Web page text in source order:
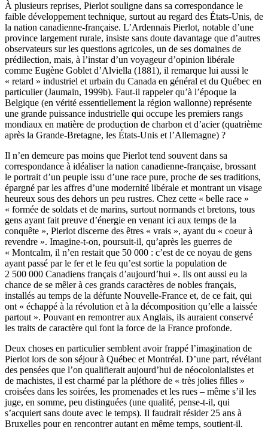
À plusieurs reprises, Pierlot souligne dans sa correspondance le
faible développement technique, surtout au regard des États-Unis, de
la nation canadienne-française. L’Ardennais Pierlot, notable d’une
province largement rurale, insiste sans doute davantage que d’autres
observateurs sur les questions agricoles, un de ses domaines de
prédilection, mais, à l’instar d’un voyageur d’opinion libérale
comme Eugène Goblet d’Alviella (1881), il remarque lui aussi le
« retard » industriel et urbain du Canada en général et du Québec en
particulier (Jaumain, 1999b). Faut-il rappeler qu’à l’époque la
Belgique (en vérité essentiellement la région wallonne) représente
une grande puissance industrielle qui occupe les premiers rangs
mondiaux en matière de production de charbon et d’acier (quatrième
après la Grande-Bretagne, les États-Unis et l’Allemagne) ?
Il n’en demeure pas moins que Pierlot tend souvent dans sa
correspondance à idéaliser la nation canadienne-française, brossant
le portrait d’un peuple issu d’une race pure, proche de ses traditions,
épargné par les affres d’une modernité libérale et montrant un visage
heureux sous des dehors un peu rustres. Chez cette « belle race »
« formée de soldats et de marins, surtout normands et bretons, tous
gens ayant fait preuve d’énergie en venant ici aux temps de la
conquête », Pierlot discerne des êtres « vrais », ayant du « coeur à
revendre ». Imagine-t-on, poursuit-il, qu’après les guerres de
« Montcalm, il n’en restait que 50 000 : c’est de ce noyau de gens
ayant passé par le fer et le feu qu’est sortie la population de
2 500 000 Canadiens français d’aujourd’hui ». Ils ont aussi eu la
chance de se mêler à ces grands caractères de nobles français,
installés au temps de la défunte Nouvelle-France et, de ce fait, qui
ont « échappé à la révolution et à la décomposition qu’elle a laissée
partout ». Pouvant en remontrer aux Anglais, ils auraient conservé
les traits de caractère qui font la force de la France profonde.
Deux choses en particulier semblent avoir frappé l’imagination de
Pierlot lors de son séjour à Québec et Montréal. D’une part, révélant
des pensées que l’on qualifierait aujourd’hui de néocolonialistes et
de machistes, il est charmé par la pléthore de « très jolies filles »
croisées dans les soirées, les promenades et les rues – même s’il les
juge, en somme, peu distinguées (une qualité, pense-t-il, qui
s’acquiert sans doute avec le temps). Il faudrait résider 25 ans à
Bruxelles pour en rencontrer autant en même temps, soutient-il.